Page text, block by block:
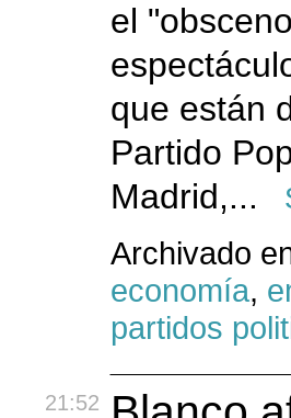
el
que están
Partido
Madrid,...
Archivado
economía,
partidos
21:52